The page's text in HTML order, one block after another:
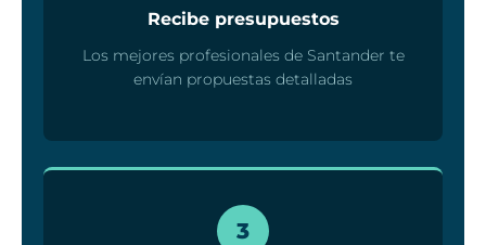
Recibe presupuestos
Los mejores profesionales de Santander te
envían propuestas detalladas
3